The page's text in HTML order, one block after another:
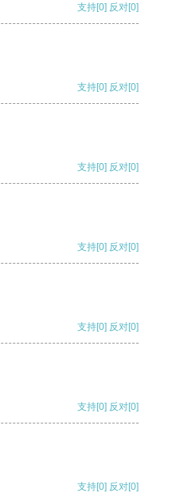
支持[0] 反对[0]
支持[0] 反对[0]
支持[0] 反对[0]
支持[0] 反对[0]
支持[0] 反对[0]
支持[0] 反对[0]
支持[0] 反对[0]